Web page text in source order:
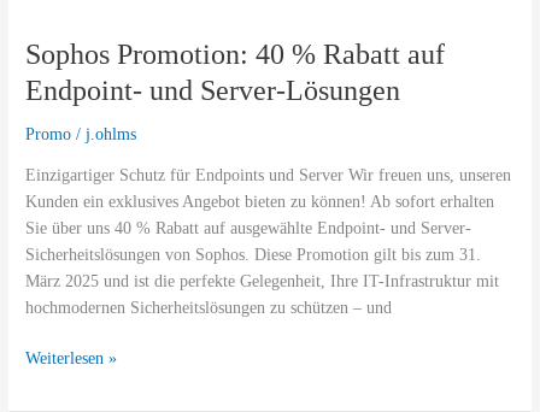
Sophos Promotion: 40 % Rabatt auf
Endpoint- und Server-Lösungen
Promo /j.ohlms
Einzigartiger Schutz für Endpoints und Server Wir freuen uns, unseren
Kunden ein exklusives Angebot bieten zu können! Ab sofort erhalten
Sie über uns 40 % Rabatt auf ausgewählte Endpoint- und Server-
Sicherheitslösungen von Sophos. Diese Promotion gilt bis zum 31.
März 2025 und ist die perfekte Gelegenheit, Ihre IT-Infrastruktur mit
hochmodernen Sicherheitslösungen zu schützen – und
40
Rabatt
auf
und
Server-
Lösungen
Weiterlesen »